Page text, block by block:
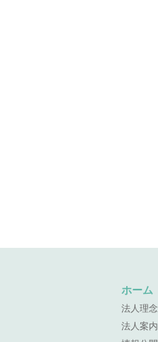
ホーム
法人理念
法人案内